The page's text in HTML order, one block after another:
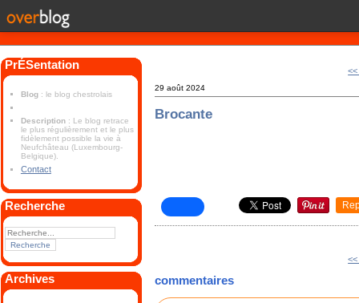
PrÉSentation
Blog : le blog chestrolais
Description : Le blog retrace
le plus régulièrement et le plus
fidèlement possible la vie à
Neufchâteau (Luxembourg-
Belgique).
Contact
Recherche
Archives
29 août 2024
Brocante
commentaires